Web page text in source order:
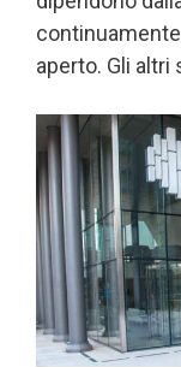
aperto. Gli altri